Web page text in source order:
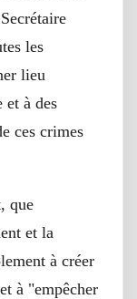
les
lieu
et à des
ces crimes
que
et la
à créer
à "empêcher